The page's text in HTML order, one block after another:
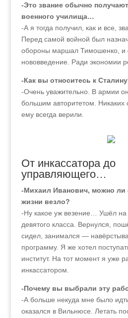
-Это звание обычно
военного училища…
-А я тогда получил, как и все,
Перед самой войной был
обороны маршал Тимошенко, и
нововведение. Ради экономии
-Как вы относитесь к
-Очень уважительно. В армии
большим авторитетом. Никаких
ему всегда верили.
От инкассатора до
управляющего…
-Михаил Иванович, можно ли
жизни везло?
-Ну какое уж везение… Ушёл
девятого класса. Вернулся,
сидел, занимался —
программу. Я же хотел
институт. На тот момент я уже
инкассатором.
-Почему вы выбрали эту
-А больше некуда мне было
оказался в Вильнюсе. Летать